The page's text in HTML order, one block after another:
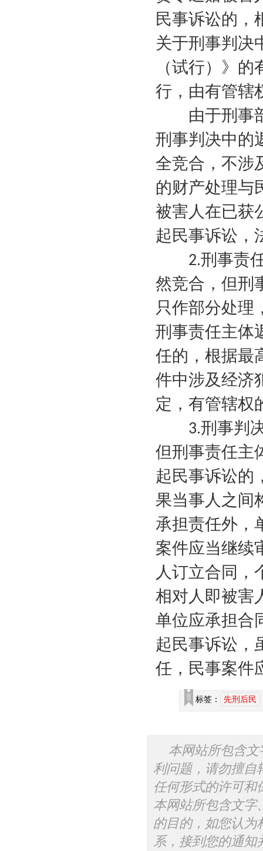
民事诉讼的，
关于刑事判决
（试行）》
行，由有管辖
由于刑事部
刑事判决中的
全竞合，不涉
的财产处理与
被害人在已获
起民事诉讼，
2.刑事责
然竞合，但刑
只作部分处理
刑事责任主体
任的，根据最
件中涉及经济
定，有管辖权
3.刑事判
但刑事责任主
起民事诉讼的
果当事人之间
承担责任外，
案件应当继续
人订立合同，
相对人即被害
单位应承担合
起民事诉讼，
任，民事案件
标签： 先刑后民
本网站所包含
利问题，请勿擅自
任何形式的许可和
本网站所包含文字
的目的，如您认为
系，接到您的通知